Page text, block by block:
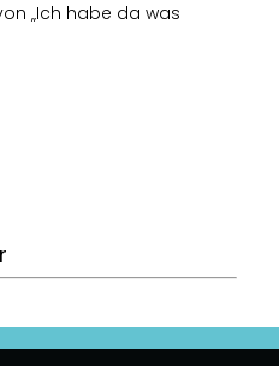
„Ich habe da was